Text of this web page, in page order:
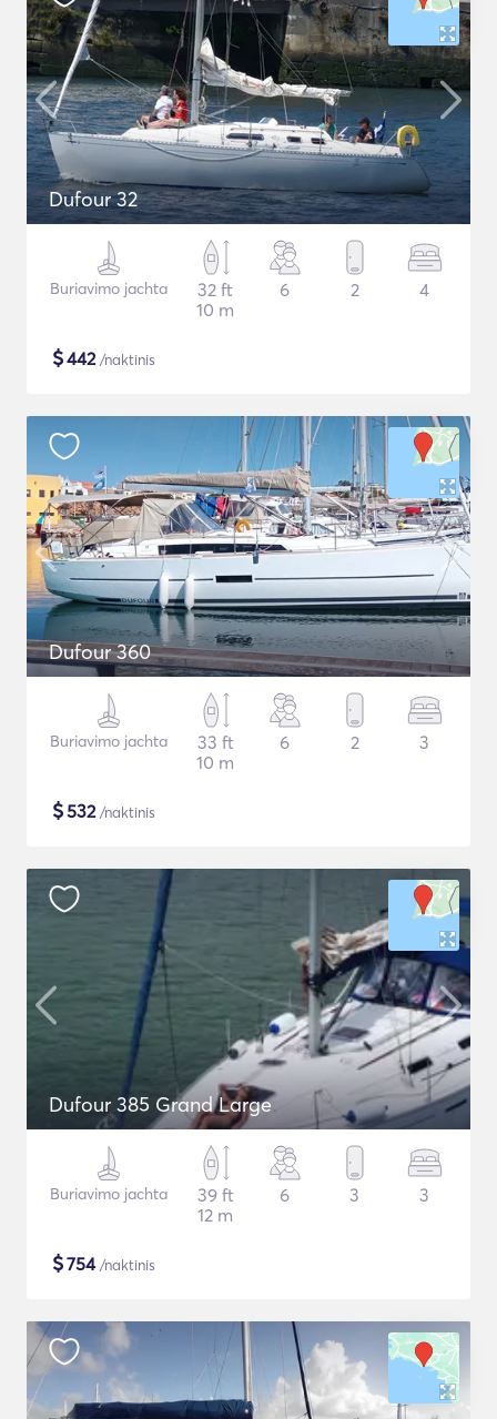
Dufour 32
Buriavimo jachta
32 ft
10 m
6 2 4
$442/naktinis
Dufour 360
Buriavimo jachta
33 ft
10 m
6 2 3
$532/naktinis
Dufour 385 Grand Large
Buriavimo jachta
39 ft
12 m
6 3 3
$754/naktinis